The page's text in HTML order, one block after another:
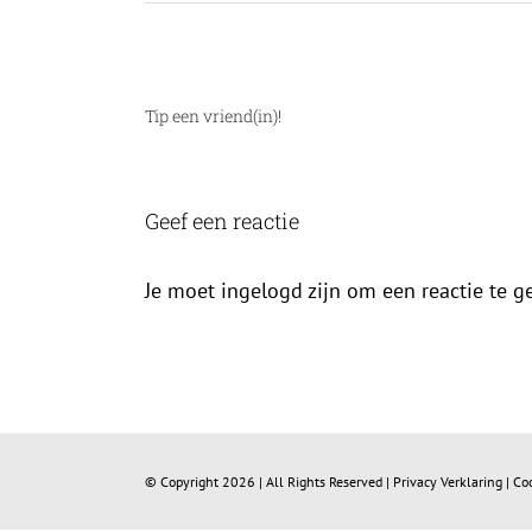
Tip een vriend(in)!
Geef een reactie
Je moet ingelogd zijn om een reactie te
© Copyright 2026 | All Rights Reserved | Privacy Verklaring |